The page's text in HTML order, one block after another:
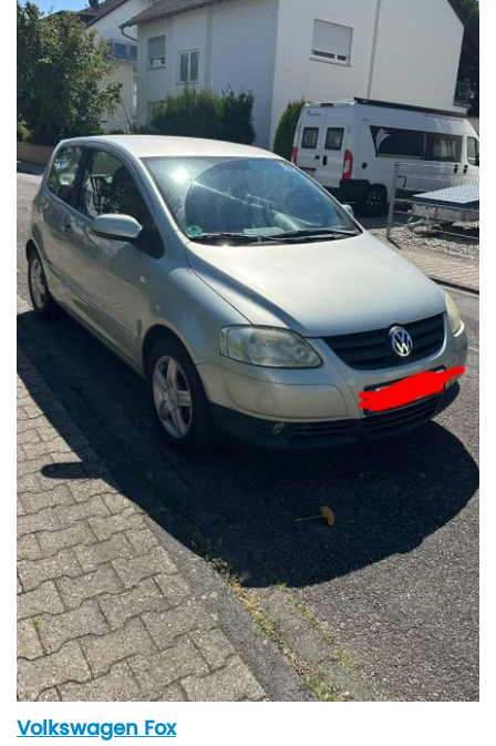
Volkswagen Fox